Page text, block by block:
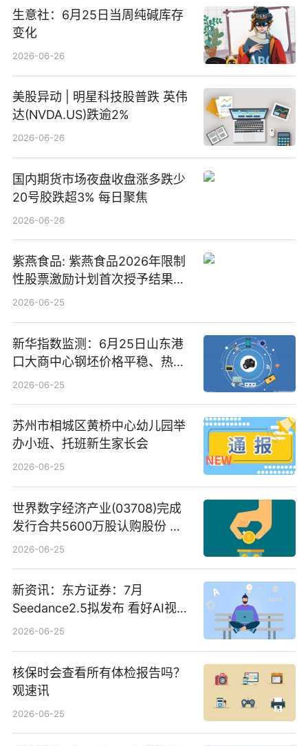
生意社：6月25日当周纯碱库存
变化
2026-06-26
美股异动 | 明星科技股普跌 英伟
达(NVDA.US)跌逾2%
2026-06-26
国内期货市场夜盘收盘涨多跌少
20号胶跌超3% 每日聚焦
2026-06-26
紫燕食品: 紫燕食品2026年限制
性股票激励计划首次授予结果公
告-微资讯
2026-06-25
新华指数监测：6月25日山东港
口大商中心钢坯价格平稳、热轧
C料价格微幅下跌
2026-06-25
苏州市相城区黄桥中心幼儿园举
办小班、托班新生家长会
2026-06-25
世界数字经济产业(03708)完成
发行合共5600万股认购股份 净
筹约1007万港元 独家焦点
2026-06-25
新资讯：东方证券：7月
Seedance2.5拟发布 看好AI视频
创作工作流进一步提效
2026-06-25
核保时会查看所有体检报告吗？
观速讯
2026-06-25